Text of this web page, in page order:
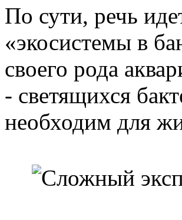
По сути, речь
«экосистемы в
своего рода
- светящихся
необходим для